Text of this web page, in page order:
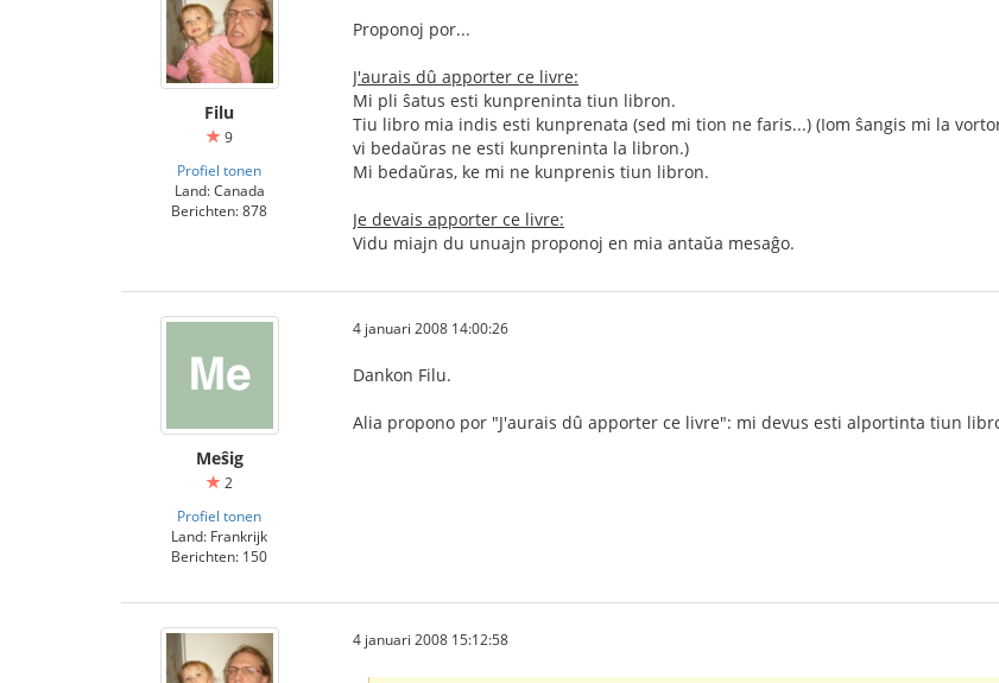
Filu
9
Profiel tonen
Land: Canada
Berichten: 878
Proponoj por...
J'aurais dû apporter ce livre:
Mi pli ŝatus esti kunpreninta tiun libron.
Tiu libro mia indis esti kunprenata (sed mi tion ne faris...) (Iom ŝangis mi la
vi bedaŭras ne esti kunpreninta la libron.)
Mi bedaŭras, ke mi ne kunprenis tiun libron.
Je devais apporter ce livre:
Vidu miajn du unuajn proponoj en mia antaŭa mesaĝo.
Meŝig
2
Profiel tonen
Land: Frankrijk
Berichten: 150
4 januari 2008 14:00:26
Dankon Filu.
Alia propono por "J'aurais dû apporter ce livre": mi devus esti alportinta tiun
4 januari 2008 15:12:58